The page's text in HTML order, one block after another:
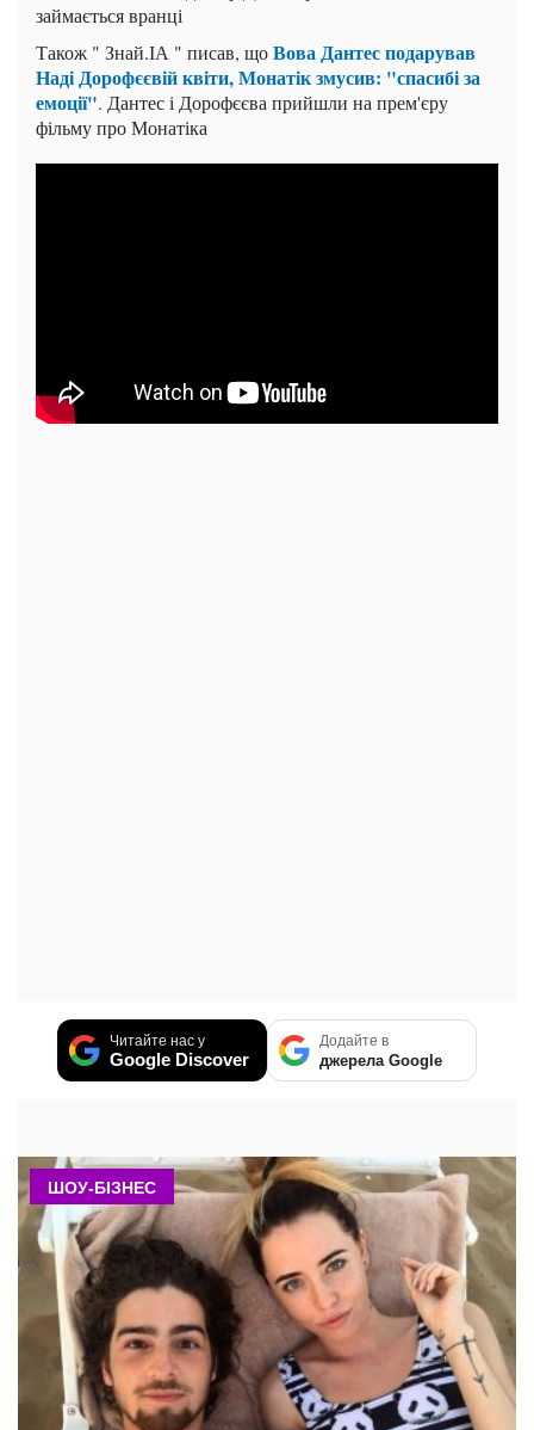
займається вранці
Також " Знай.ІА " писав, щоВова Дантес подарував
Наді Дорофєєвій квіти, Монатік змусив: "спасибі за
емоції". Дантес і Дорофєєва прийшли на прем'єру
фільму про Монатіка
Читайте нас у
Google Discover
Додайте в
джерела Google
ШОУ-БІЗНЕС